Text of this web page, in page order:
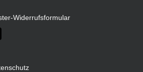
Widerrufsformular